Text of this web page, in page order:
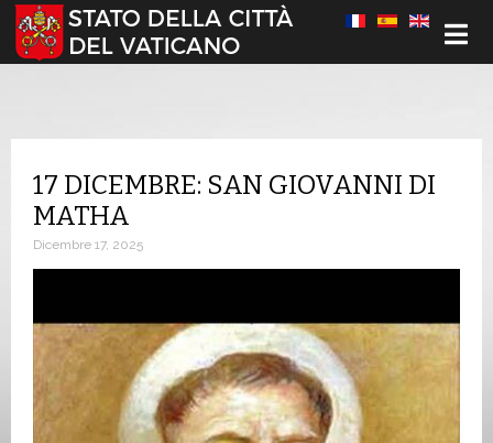
Seleziona la tua lingua
17 DICEMBRE: SAN GIOVANNI DI
MATHA
Dicembre 17, 2025